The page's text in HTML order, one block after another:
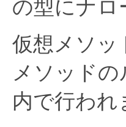
の型にナロ
仮想メソッ
メソッド
内で行われ